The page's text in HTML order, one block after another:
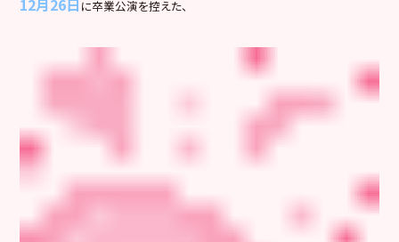
12月26日 に卒業公演を控えた、